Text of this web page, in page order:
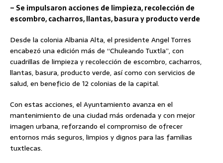
– Se impulsaron acciones de limpieza, recolección de
escombro, cacharros, llantas, basura y producto verde
Desde la colonia Albania Alta, el presidente Angel Torres
encabezó una edición más de “Chuleando Tuxtla”, con
cuadrillas de limpieza y recolección de escombro, cacharros,
llantas, basura, producto verde, así como con servicios de
salud, en beneficio de 12 colonias de la capital.
Con estas acciones, el Ayuntamiento avanza en el
mantenimiento de una ciudad más ordenada y con mejor
imagen urbana, reforzando el compromiso de ofrecer
entornos más seguros, limpios y dignos para las familias
tuxtlecas.